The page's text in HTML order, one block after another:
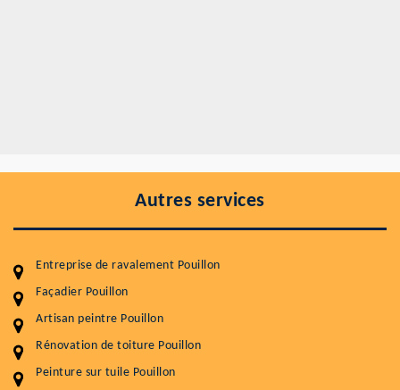
Autres services
Entreprise de ravalement Pouillon
Façadier Pouillon
Artisan peintre Pouillon
Rénovation de toiture Pouillon
Peinture sur tuile Pouillon
Entretenir votre toiture, c'est préserver sa
durabilité
Plus de 15 ans d'expérience en couverture et facade